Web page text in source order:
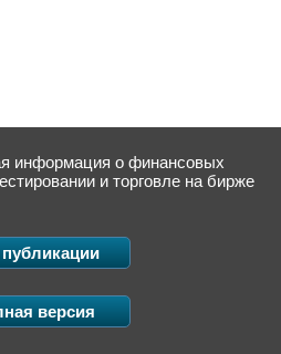
информация о финансовых
и торговле на бирже
версия